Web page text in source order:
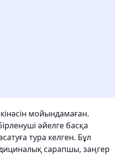
мойындамаған.
әйелге басқа
тура келген. Бұл
сарапшы, заңгер